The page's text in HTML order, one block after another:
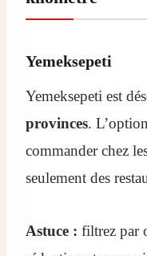
Yemeksepeti
Yemeksepeti est
provinces. L’option
commander chez
seulement des
Astuce : filtrez par